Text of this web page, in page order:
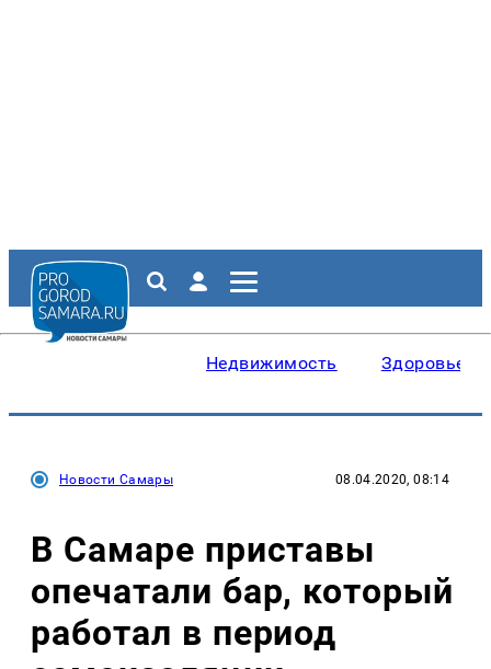
Недвижимость Здоровье
Новости Самары 08.04.2020, 08:14
В Самаре приставы
опечатали бар, который
работал в период